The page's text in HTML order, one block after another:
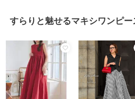
すらりと魅せるマキシワンピー